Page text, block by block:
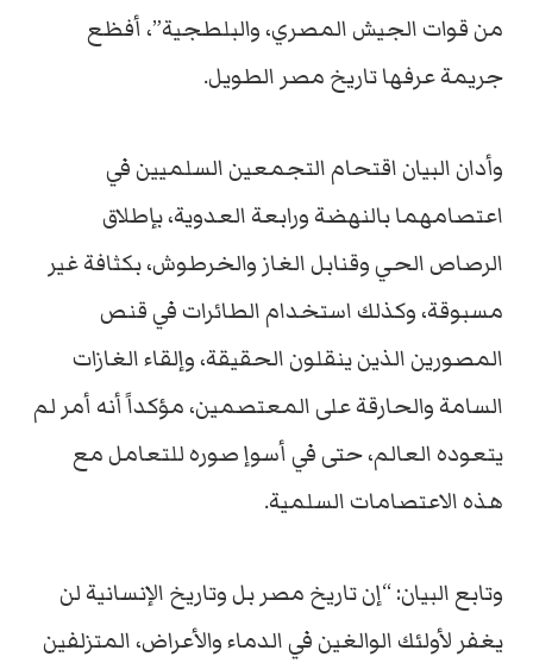
من قوات الجيش المصري، والبلطجية”، أفظع
جريمة عرفها تاريخ مصر الطويل.
وأدان البيان اقتحام التجمعين السلميين في
اعتصامهما بالنهضة ورابعة العدوية، بإطلاق
الرصاص الحي وقنابل الغاز والخرطوش، بكثافة غير
مسبوقة، وكذلك استخدام الطائرات في قنص
المصورين الذين ينقلون الحقيقة، وإلقاء الغازات
السامة والحارقة على المعتصمين، مؤكداً أنه أمر لم
يتعوده العالم، حتى في أسوإ صوره للتعامل مع
هذه الاعتصامات السلمية.
وتابع البيان: “إن تاريخ مصر بل وتاريخ الإنسانية لن
يغفر لأولئك الوالغين في الدماء والأعراض، المتزلفين